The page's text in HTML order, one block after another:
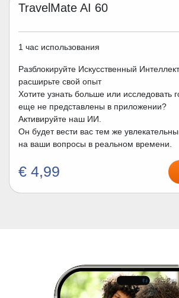
TravelMate AI 60
1 час использования
Разблокируйте Искусственный
расширьте свой опыт
Хотите узнать больше или исследовать
еще не представлены в приложении?
Активируйте наш ИИ.
Он будет вести вас тем же
на ваши вопросы в реальном времени.
€ 4,99